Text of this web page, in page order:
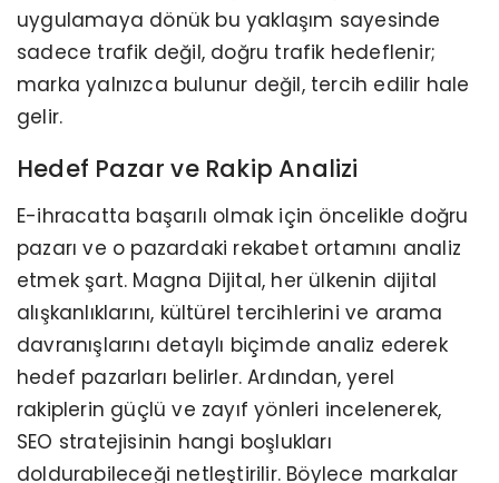
uygulamaya dönük bu yaklaşım sayesinde
sadece trafik değil, doğru trafik hedeflenir;
marka yalnızca bulunur değil, tercih edilir hale
gelir.
Hedef Pazar ve Rakip Analizi
E-ihracatta başarılı olmak için öncelikle doğru
pazarı ve o pazardaki rekabet ortamını analiz
etmek şart. Magna Dijital, her ülkenin dijital
alışkanlıklarını, kültürel tercihlerini ve arama
davranışlarını detaylı biçimde analiz ederek
hedef pazarları belirler. Ardından, yerel
rakiplerin güçlü ve zayıf yönleri incelenerek,
SEO stratejisinin hangi boşlukları
doldurabileceği netleştirilir. Böylece markalar